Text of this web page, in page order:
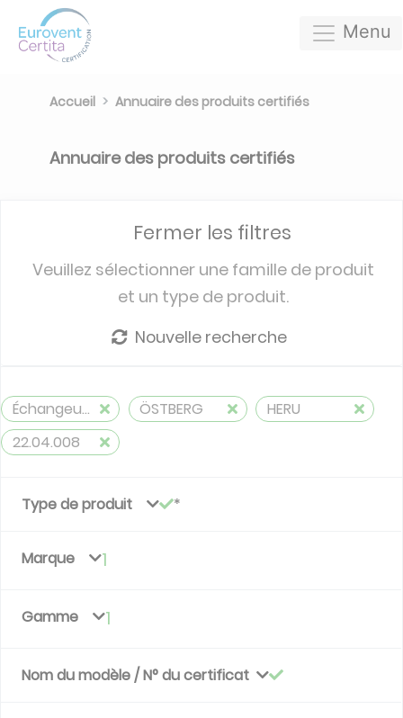
Menu
Accueil Annuaire des produits certifiés
Annuaire des produits certifiés
Fermer les filtres
Veuillez sélectionner une famille de produit
et un type de produit.
Nouvelle recherche
Échangeurs rotatifs ÖSTBERG
HERU
22.04.008
Type de produit
Marque 1
Gamme 1
Nom du modèle / N° du certificat